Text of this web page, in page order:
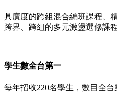
具廣度的跨組混合編班課程、
跨界、跨組的多元激盪選修課程
學生數全台第一
每年招收220名學生，數目全台